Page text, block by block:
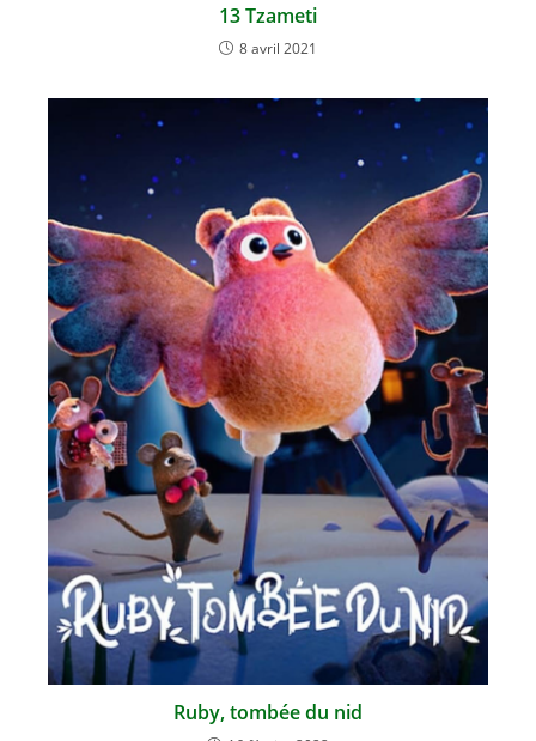
13 Tzameti
8 avril 2021
Ruby, tombée du nid